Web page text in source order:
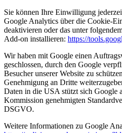
Sie können Ihre Einwilligung
Google Analytics über die Cookie-
deaktivieren oder das unter
Add-on installieren: https://
Wir haben mit Google einen
geschlossen, durch den Google
Besucher unserer Website zu
Genehmigung an Dritte
Daten in die USA stützt sich Google
Kommission genehmigten
DSGVO.
Weitere Informationen zu Google